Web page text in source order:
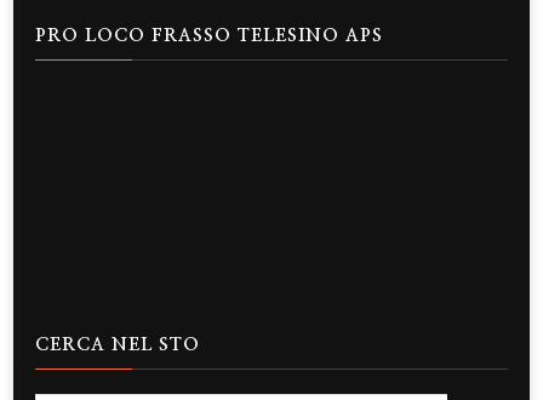
PRO LOCO FRASSO TELESINO APS
CERCA NEL STO